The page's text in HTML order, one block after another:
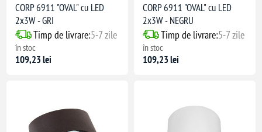
CORP 6911 "OVAL" cu LED
2x3W - GRI
Timp de livrare:5-7 zile
în stoc
109,23 lei
CORP 6911 "OVAL" cu LED
2x3W - NEGRU
Timp de livrare:5-7 zile
în stoc
109,23 lei